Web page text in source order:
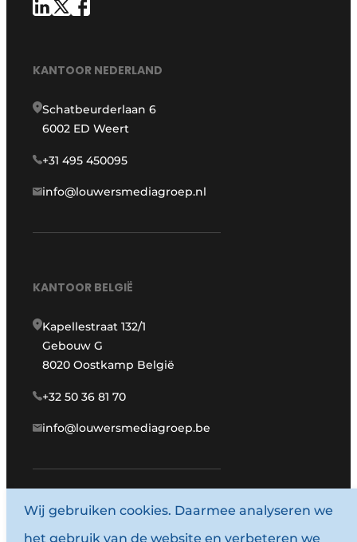
KANTOOR NEDERLAND
Schatbeurderlaan 6
6002 ED Weert
+31 495 450095
info@louwersmediagroep.nl
KANTOOR BELGIË
Kapellestraat 132/1
Gebouw G
8020 Oostkamp België
+32 50 36 81 70
info@louwersmediagroep.be
www.louwersmediagroep.com
© 1987 - 2026 Louwersmediagroep.
Wij gebruiken cookies. Daarmee analyseren we
het gebruik van de website en verbeteren we